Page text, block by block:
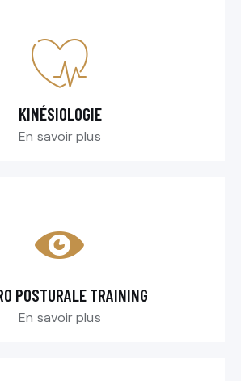
KINÉSIOLOGIE
En savoir plus
POSTURALE TRAINING
En savoir plus